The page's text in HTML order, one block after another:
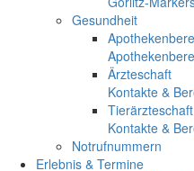
Gesundheit
Ärzteschaft
Kontakte &
Tierärzteschaft
Kontakte &
Notrufnummern
Erlebnis & Termine